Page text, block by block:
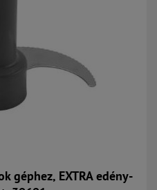
géphez, EXTRA edény-